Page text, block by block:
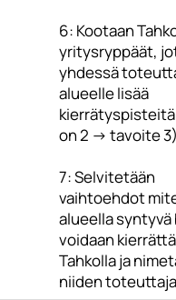
6: Kootaan
yritysryppäät,
yhdessä
alueelle lisää
on 2 -> tavoite
7: Selvitetään
vaihtoehdot
alueella
voidaan
Tahkolla ja
niiden